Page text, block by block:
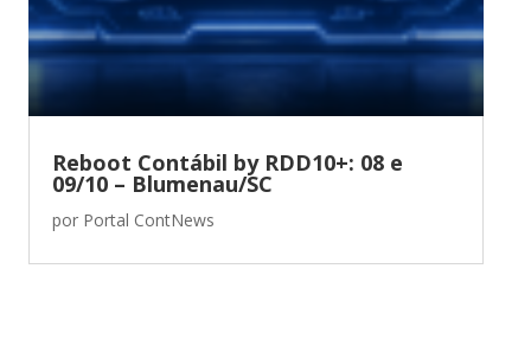
Reboot Contábil by RDD10+: 08 e
09/10 – Blumenau/SC
por Portal ContNews